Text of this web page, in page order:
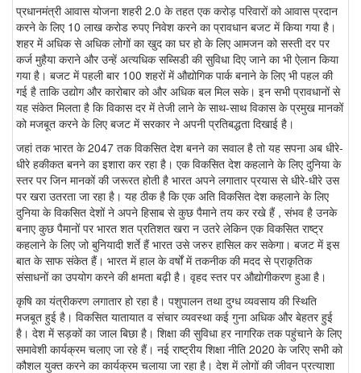
प्रधानमंत्री आवास योजना शहरी 2.0 के तहत एक करोड़ परिवारों को आवास प्रदान
करने के लिए 10 लाख करोड रुपए निवेश करने का प्रावधान बजट में किया गया है।
शहर में अधिक से अधिक लोगों का खुद का घर हो के लिए आमजन को सस्ती दर पर
कर्ज मुहैया कराने और उन्हें अत्यधिक सब्सिडी की सुविधा दिए जाने का भी ऐलान किया
गया है। बजट में पहली बार 100 शहरों में औद्योगिक पार्क बनाने के लिए भी पहल की
गई है ताकि उद्योग और कारोबार को और अधिक बल मिल सके। इन सभी प्रावधानों से
यह संकेत मिलता है कि विकास दर में तेजी लाने के साथ-साथ विकास के प्रमुख मानकों
को मजबूत करने के लिए बजट में सरकार ने अपनी प्रतिबद्धता दिखाई है।
जहां तक भारत के 2047 तक विकसित देश बनने का सवाल है तो यह सपना अब धीरे-
धीरे हकीकत बनने का इशारा कर रहा है। एक विकसित देश कहलाने के लिए दुनिया के
स्तर पर जिन मानकों की जरूरत होती है भारत अपने लगातार प्रयास से धीरे-धीरे उस
पर खरा उतरता जा रहा है। यह ठीक है कि एक अति विकसित देश कहलाने के लिए
दुनिया के विकसित देशों ने अपने हिसाब से कुछ पैमाने तय कर रखे हैं , संभव है उनके
बनाए कुछ पैमानों पर भारत शत प्रतिशत खरा न उतरे लेकिन एक विकसित राष्ट्र
कहलाने के लिए जो बुनियादी शर्ते हैं भारत उसे जरुर हासिल कर सकेगा। बजट में इस
बात के साफ संकेत हैं। भारत में हाल के वर्षों में तकनीक की मदद से प्राकृतिक
संसाधनों का उपयोग करने की क्षमता बढ़ी है। वृहद स्तर पर औद्योगीकरण हुआ है।
कृषि का यंत्रीकरण लगातार हो रहा है। पशुपालन तथा दुग्ध व्यवसाय की स्थिति
मजबूत हुई है। विकसित यातायात व संचार व्यवस्था कई गुना अधिक और बेहतर हुई
है। देश में सड़कों का जाल बिछा है। शिक्षा की सुविधा हर नागरिक तक पहुंचाने के लिए
समावेशी कार्यक्रम चलाए जा रहे हैं। नई राष्ट्रीय शिक्षा नीति 2020 के जरिए सभी को
कौशल युक्त करने का कार्यक्रम चलाया जा रहा है। देश में लोगों की जीवन प्रत्याशा